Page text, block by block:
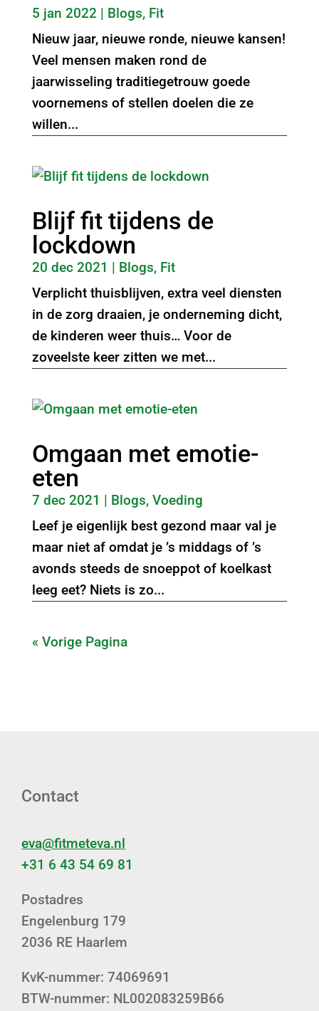
5 jan 2022 | Blogs, Fit
Nieuw jaar, nieuwe ronde, nieuwe kansen!
Veel mensen maken rond de
jaarwisseling traditiegetrouw goede
voornemens of stellen doelen die ze
willen...
Blijf fit tijdens de
lockdown
20 dec 2021 | Blogs, Fit
Verplicht thuisblijven, extra veel diensten
in de zorg draaien, je onderneming dicht,
de kinderen weer thuis… Voor de
zoveelste keer zitten we met...
Omgaan met emotie-
eten
7 dec 2021 | Blogs, Voeding
Leef je eigenlijk best gezond maar val je
maar niet af omdat je ’s middags of ’s
avonds steeds de snoeppot of koelkast
leeg eet? Niets is zo...
« Vorige Pagina
Contact
eva@fitmeteva.nl
+31 6 43 54 69 81
Postadres
Engelenburg 179
2036 RE Haarlem
KvK-nummer: 74069691
BTW-nummer: NL002083259B66